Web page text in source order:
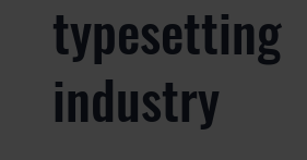
typesetting
industry